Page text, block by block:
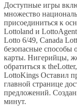
Доступные игры
множество
присоединиться к
Lottoland и
Lotto 6/49, Canada
безопасные способы
карты. Нигерийцы,
обратиться к
LottoKings Оставил
главной странице
предложений.
минут.